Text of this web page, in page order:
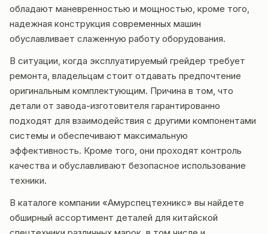
обладают маневренностью и мощностью, кроме того,
надежная конструкция современных машин
обуславливает слаженную работу оборудования.
В ситуации, когда эксплуатируемый грейдер требует
ремонта, владельцам стоит отдавать предпочтение
оригинальным комплектующим. Причина в том, что
детали от завода-изготовителя гарантированно
подходят для взаимодействия с другими компонентами
системы и обеспечивают максимальную
эффективность. Кроме того, они проходят контроль
качества и обуславливают безопасное использование
техники.
В каталоге компании «Амурспецтехникс» вы найдете
обширный ассортимент деталей для китайской